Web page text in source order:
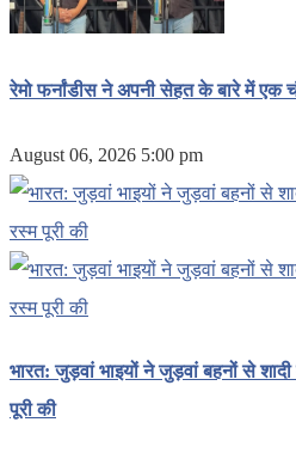
रेमो फर्नांडीस ने अपनी सेहत के बारे में एक
August 06, 2026 5:00 pm
भारत: जुड़वां भाइयों ने जुड़वां बहनों से शादी
पूरी की